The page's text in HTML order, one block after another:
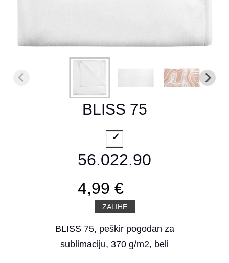
BLISS 75
56.022.90
4,99 €
ZALIHE
BLISS 75, peškir pogodan za
sublimaciju, 370 g/m2, beli